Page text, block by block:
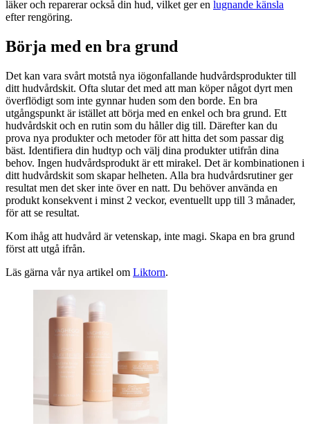
läker och reparerar också din hud, vilket ger en lugnande känsla
efter rengöring.
Börja med en bra grund
Det kan vara svårt motstå nya iögonfallande hudvårdsprodukter till
ditt hudvårdskit. Ofta slutar det med att man köper något dyrt men
överflödigt som inte gynnar huden som den borde. En bra
utgångspunkt är istället att börja med en enkel och bra grund. Ett
hudvårdskit och en rutin som du håller dig till. Därefter kan du
prova nya produkter och metoder för att hitta det som passar dig
bäst. Identifiera din hudtyp och välj dina produkter utifrån dina
behov. Ingen hudvårdsprodukt är ett mirakel. Det är kombinationen i
ditt hudvårdskit som skapar helheten. Alla bra hudvårdsrutiner ger
resultat men det sker inte över en natt. Du behöver använda en
produkt konsekvent i minst 2 veckor, eventuellt upp till 3 månader,
för att se resultat.
Kom ihåg att hudvård är vetenskap, inte magi. Skapa en bra grund
först att utgå ifrån.
Läs gärna vår nya artikel om Liktorn.